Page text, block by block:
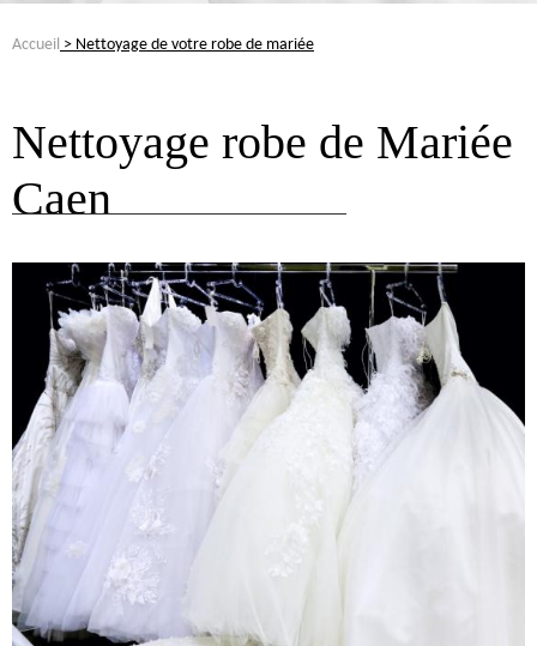
Accueil > Nettoyage de votre robe de mariée
Nettoyage robe de Mariée
Caen